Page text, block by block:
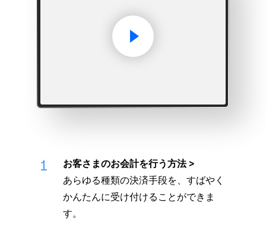
1
お客さまのお会計を行う方法
あらゆる種類の決済手段を、すばやく
かんたんに受け付けることができま
す。